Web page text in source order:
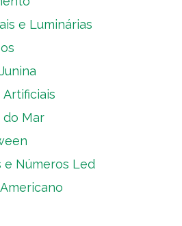
e Luminárias
Artificiais
do Mar
e Números Led